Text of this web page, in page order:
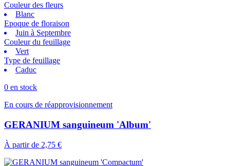
Couleur des fleurs
Blanc
Epoque de floraison
Juin à Septembre
Couleur du feuillage
Vert
Type de feuillage
Caduc
0 en stock
En cours de réapprovisionnement
GERANIUM sanguineum 'Album'
À partir de 2,75 €